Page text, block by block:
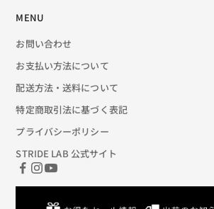
MENU
お問い合わせ
お支払い方法について
配送方法・送料について
特定商取引法に基づく表記
プライバシーポリシー
STRIDE LAB 公式サイト